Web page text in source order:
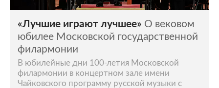
«Лучшие играют лучшее» О вековом
юбилее Московской государственной
филармонии
В юбилейные дни 100-летия Московской
филармонии в концертном зале имени
Чайковского программу русской музыки с